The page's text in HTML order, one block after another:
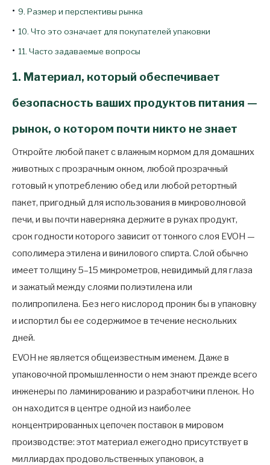
• 9. Размер и перспективы рынка
• 10. Что это означает для покупателей упаковки
• 11. Часто задаваемые вопросы
1. Материал, который обеспечивает
безопасность ваших продуктов питания —
рынок, о котором почти никто не знает
Откройте любой пакет с влажным кормом для домашних
животных с прозрачным окном, любой прозрачный
готовый к употреблению обед или любой ретортный
пакет, пригодный для использования в микроволновой
печи, и вы почти наверняка держите в руках продукт,
срок годности которого зависит от тонкого слоя EVOH —
сополимера этилена и винилового спирта. Слой обычно
имеет толщину 5–15 микрометров, невидимый для глаза
и зажатый между слоями полиэтилена или
полипропилена. Без него кислород проник бы в упаковку
и испортил бы ее содержимое в течение нескольких
дней.
EVOH не является общеизвестным именем. Даже в
упаковочной промышленности о нем знают прежде всего
инженеры по ламинированию и разработчики пленок. Но
он находится в центре одной из наиболее
концентрированных цепочек поставок в мировом
производстве: этот материал ежегодно присутствует в
миллиардах продовольственных упаковок, а